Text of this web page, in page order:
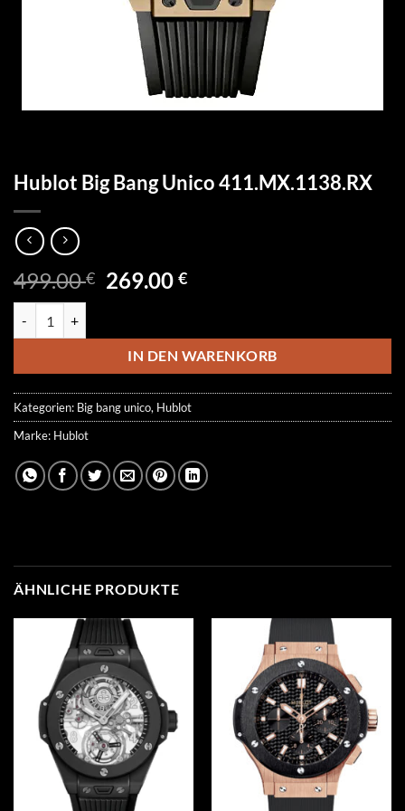
Hublot Big Bang Unico 411.MX.1138.RX
499.00€ Ursprünglicher
499.00 €
269.00€Aktueller
269.00 €.
IN DEN WARENKORB
Kategorien: Big bang unico, Hublot
Marke: Hublot
ÄHNLICHE PRODUKTE